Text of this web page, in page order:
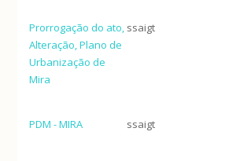
Prorrogação do ato,
Alteração, Plano de
Urbanização de
Mira
ssaigt
PDM - MIRA ssaigt